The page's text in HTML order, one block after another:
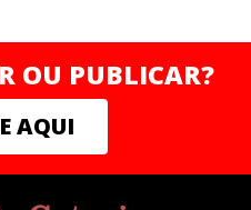
OU PUBLICAR?
AQUI